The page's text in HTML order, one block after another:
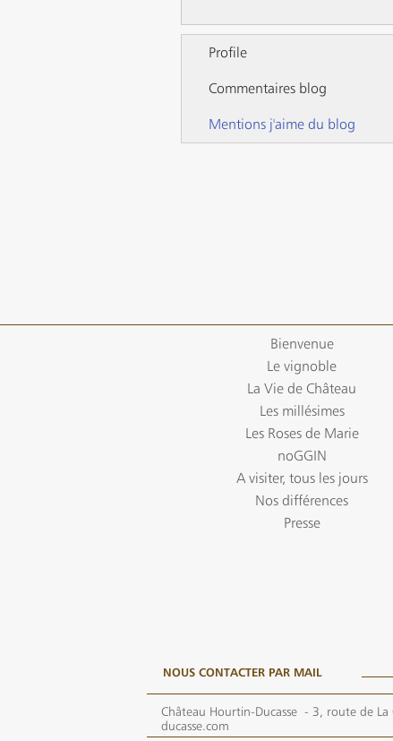
Profile
Commentaires blog
Mentions j'aime du blog
Bienvenue
Le vignoble
La Vie de Château
Les millésimes
Les Roses de Marie
noGGIN
A visiter, tous les jours
Nos différences
Presse
NOUS CONTACTER PAR MAIL
Château Hourtin-Ducasse - 3, route de La
ducasse.com